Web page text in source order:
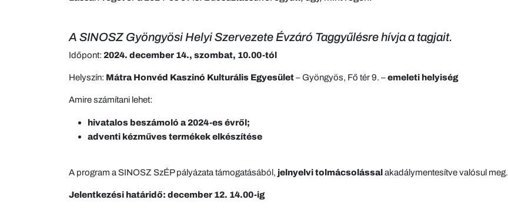
A SINOSZ Gyöngyösi Helyi Szervezete Évzáró Taggyűlésre hívja a tagjait.
Időpont: 2024. december 14., szombat, 10.00-tól
Helyszín: Mátra Honvéd Kaszinó Kulturális Egyesület– Gyöngyös, Fő tér 9. –emeleti helyiség
Amire számítani lehet:
hivatalos beszámoló a 2024-es évről;
adventi kézműves termékek elkészítése
A program a SINOSZ SzÉP pályázata támogatásából, jelnyelvi tolmácsolással akadálymentesítve valósul meg.
Jelentkezési határidő: december 12. 14.00-ig